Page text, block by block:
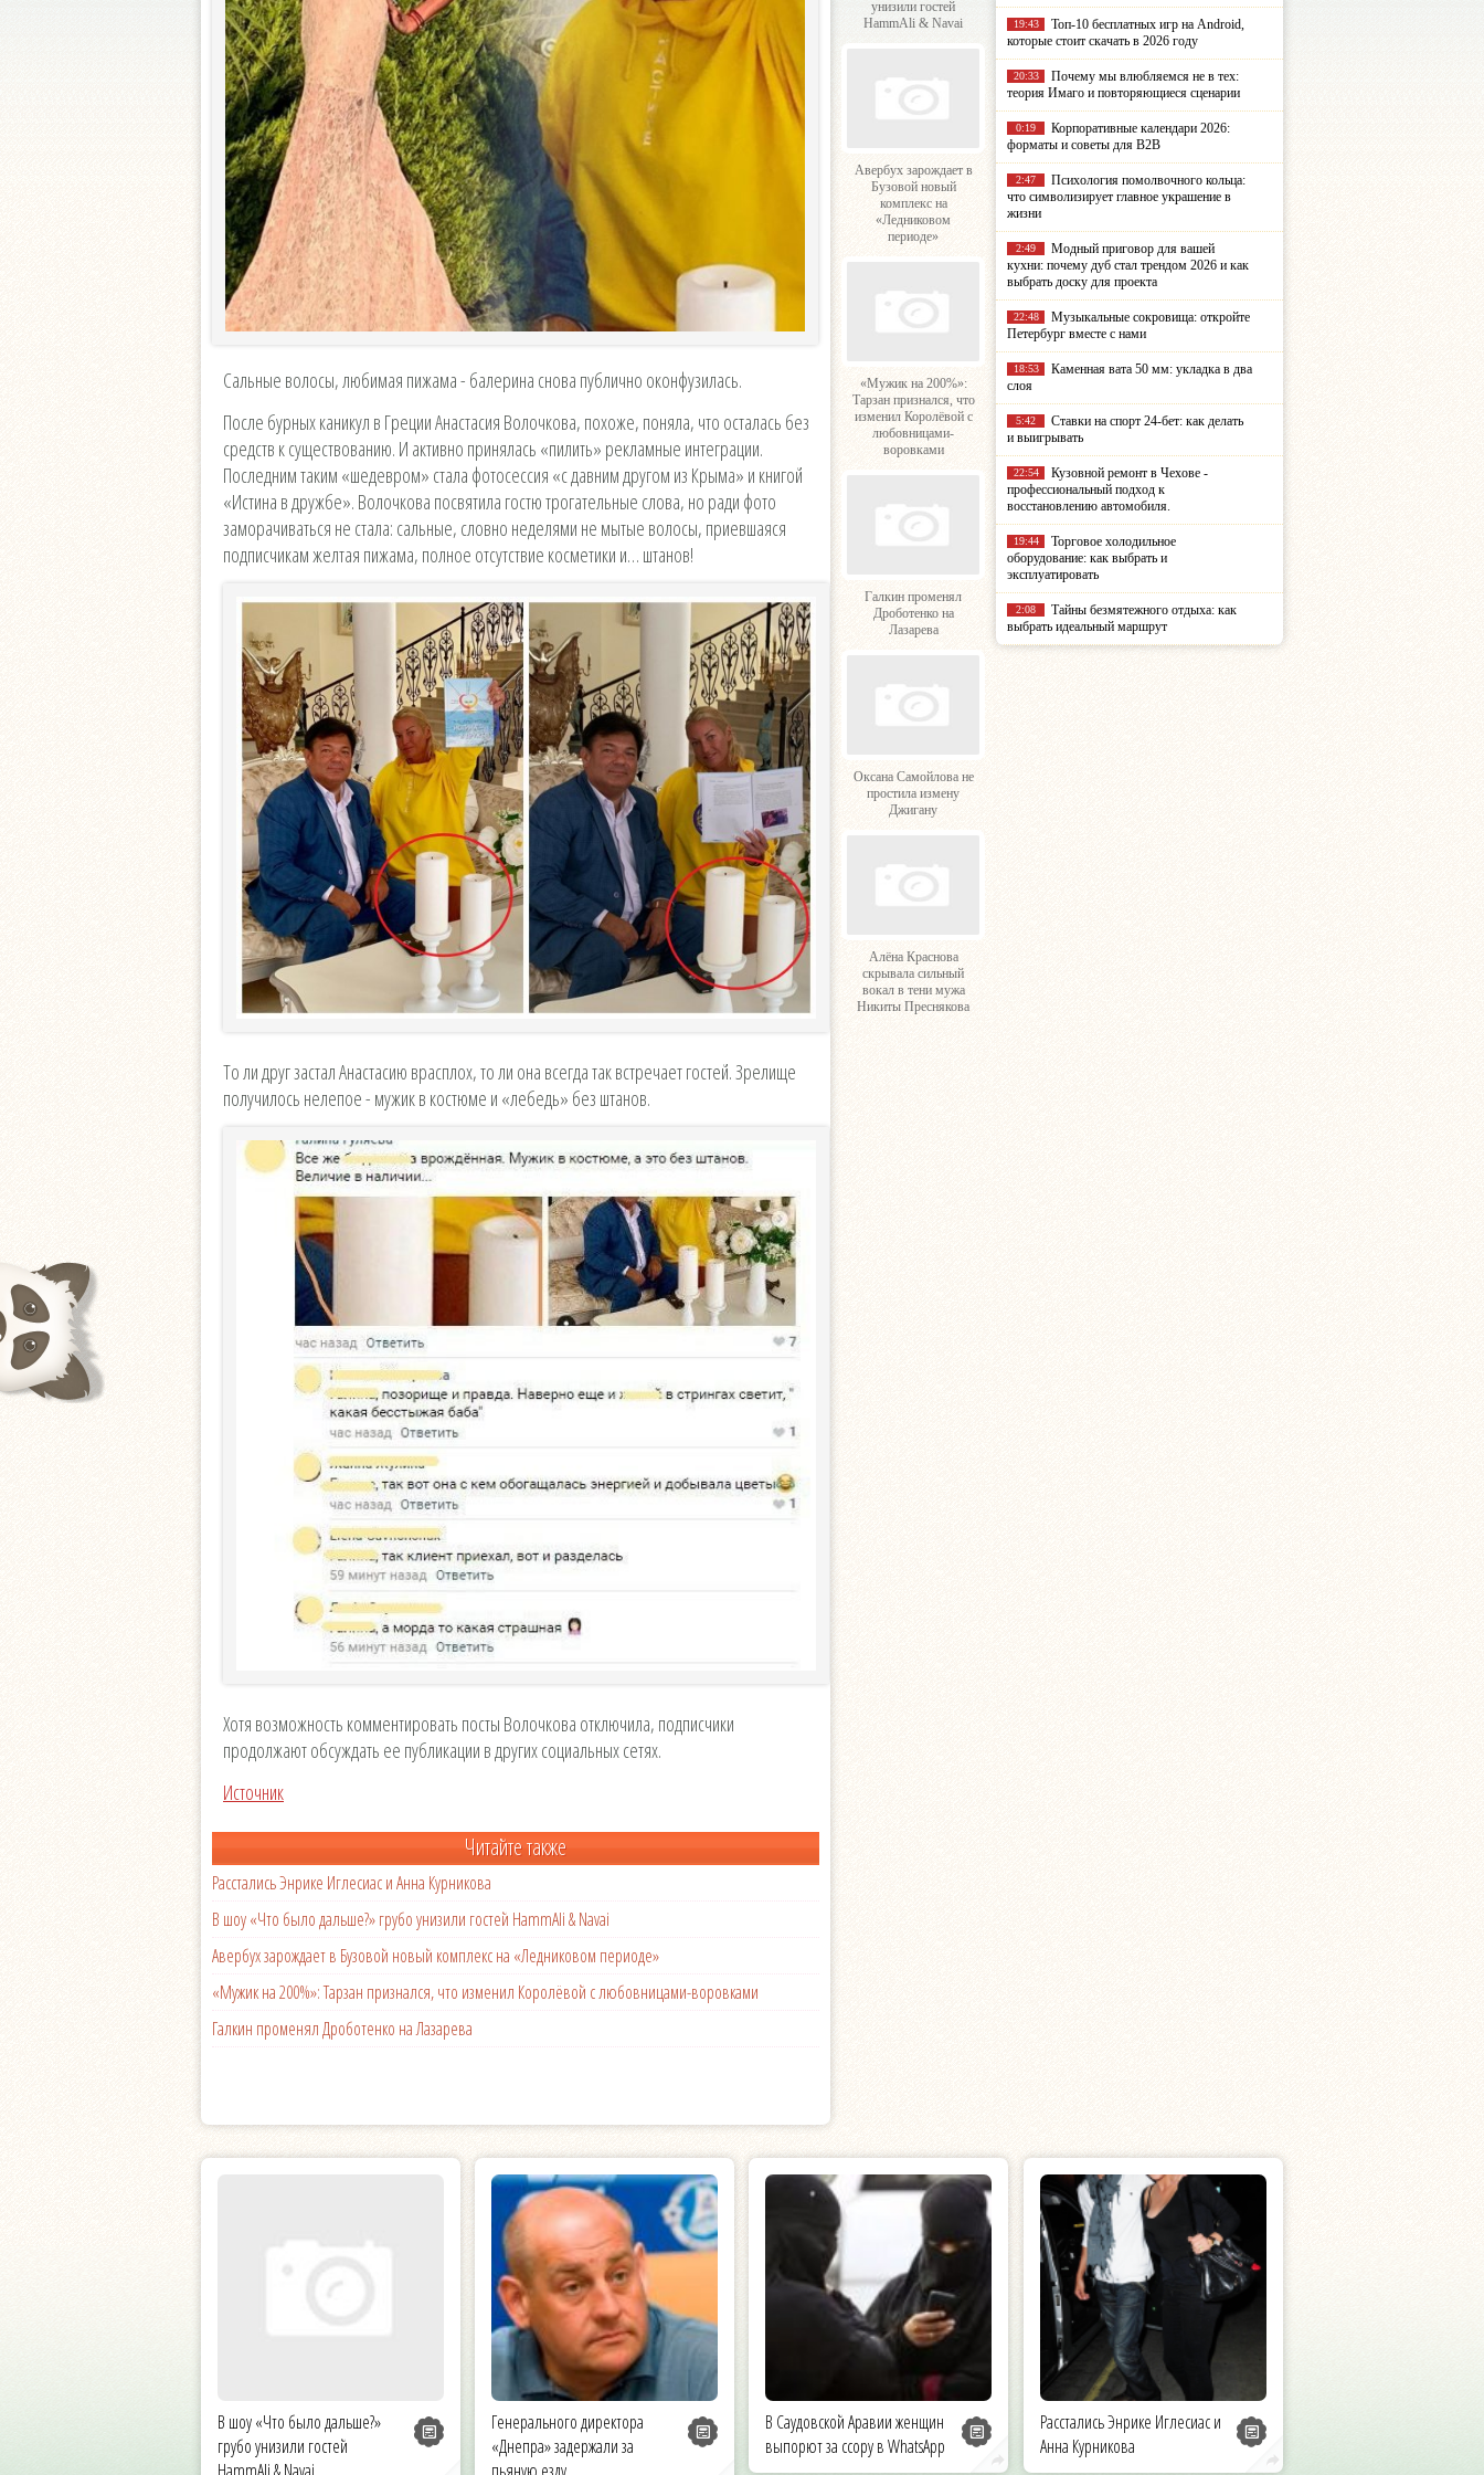
Сальные волосы, любимая пижама - балерина снова публично оконфузилась.
После бурных каникул в Греции Анастасия Волочкова, похоже, поняла, что осталась без
средств к существованию. И активно принялась «пилить» рекламные интеграции.
Последним таким «шедевром» стала фотосессия «с давним другом из Крыма» и книгой
«Истина в дружбе». Волочкова посвятила гостю трогательные слова, но ради фото
заморачиваться не стала: сальные, словно неделями не мытые волосы, приевшаяся
подписчикам желтая пижама, полное отсутствие косметики и… штанов!
То ли друг застал Анастасию врасплох, то ли она всегда так встречает гостей. Зрелище
получилось нелепое - мужик в костюме и «лебедь» без штанов.
Хотя возможность комментировать посты Волочкова отключила, подписчики
продолжают обсуждать ее публикации в других социальных сетях.
Источник
Читайте также
Расстались Энрике Иглесиас и Анна Курникова
В шоу «Что было дальше?» грубо унизили гостей HammAli & Navai
Авербух зарождает в Бузовой новый комплекс на «Ледниковом периоде»
«Мужик на 200%»: Тарзан признался, что изменил Королёвой с любовницами-воровками
Галкин променял Дроботенко на Лазарева
унизили гостей
HammAli & Navai
Авербух зарождает в
Бузовой новый
комплекс на
«Ледниковом
периоде»
«Мужик на 200%»:
Тарзан признался, что
изменил Королёвой с
любовницами-
воровками
Галкин променял
Дроботенко на
Лазарева
Оксана Самойлова не
простила измену
Джигану
Алёна Краснова
скрывала сильный
вокал в тени мужа
Никиты Преснякова
19:43
Топ-10 бесплатных игр на Android,
которые стоит скачать в 2026 году
20:33
Почему мы влюбляемся не в тех:
теория Имаго и повторяющиеся сценарии
0:19
Корпоративные календари 2026:
форматы и советы для B2B
2:47
Психология помолвочного кольца:
что символизирует главное украшение в
жизни
2:49
Модный приговор для вашей
кухни: почему дуб стал трендом 2026 и как
выбрать доску для проекта
22:48
Музыкальные сокровища: откройте
Петербург вместе с нами
18:53
Каменная вата 50 мм: укладка в два
слоя
5:42
Ставки на спорт 24-бет: как делать
и выигрывать
22:54
Кузовной ремонт в Чехове -
профессиональный подход к
восстановлению автомобиля.
19:44
Торговое холодильное
оборудование: как выбрать и
эксплуатировать
2:08
Тайны безмятежного отдыха: как
выбрать идеальный маршрут
В шоу «Что было дальше?»
грубо унизили гостей
Генерального директора
«Днепра» задержали за
В Саудовской Аравии женщин
выпорют за ссору в WhatsApp
Расстались Энрике Иглесиас и
Анна Курникова